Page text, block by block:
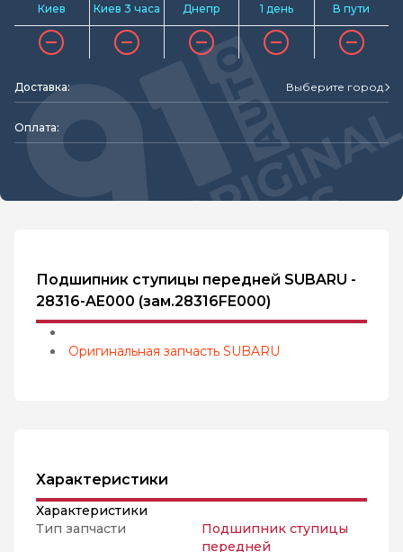
Киев Киев 3 часа Днепр 1 день В пути
Доставка: Выберите город
Оплата:
Подшипник ступицы передней SUBARU -
28316-AE000 (зам.28316FE000)
Оригинальная запчасть SUBARU
Характеристики
Характеристики
Тип запчасти
Подшипник ступицы
передней